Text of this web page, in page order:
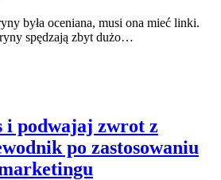
była oceniana, musi ona mieć linki.
spędzają zbyt dużo…
i podwajaj zwrot z
po zastosowaniu